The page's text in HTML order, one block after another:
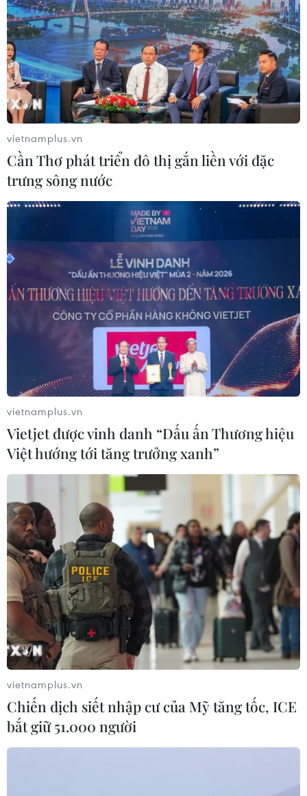
vietnamplus.vn
Cần Thơ phát triển đô thị gắn liền với đặc
trưng sông nước
vietnamplus.vn
Vietjet được vinh danh “Dấu ấn Thương hiệu
Việt hướng tới tăng trưởng xanh”
vietnamplus.vn
Chiến dịch siết nhập cư của Mỹ tăng tốc, ICE
bắt giữ 51.000 người